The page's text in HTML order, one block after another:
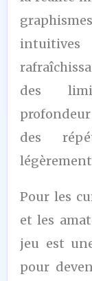
des
des
Pour les
et les
jeu est
pour